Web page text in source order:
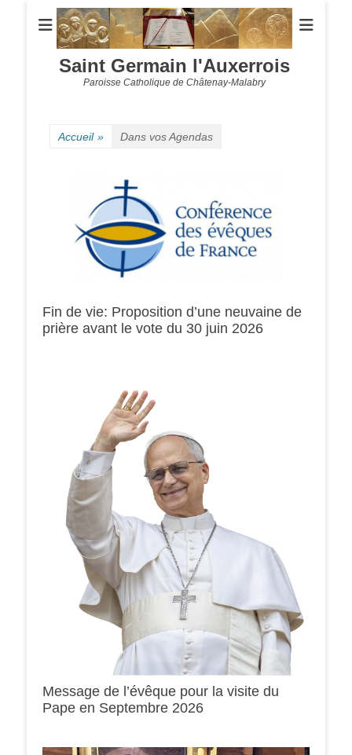
Saint Germain l'Auxerrois
Paroisse Catholique de Châtenay-Malabry
Accueil » Dans vos Agendas
Fin de vie: Proposition d’une neuvaine de
prière avant le vote du 30 juin 2026
Message de l’évêque pour la visite du
Pape en Septembre 2026